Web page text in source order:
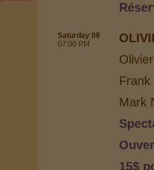
Saturday 08
07:00 PM
Frank
Mark
15$